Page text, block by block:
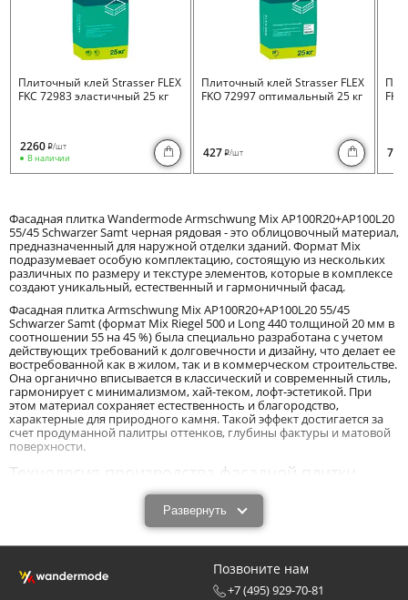
Плиточный клей Strasser FLEX
FKC 72983 эластичный 25 кг
2260 i/шт
В наличии
Плиточный клей Strasser FLEX
FKO 72997 оптимальный 25 кг
427 i/шт 730
Фасадная плитка Wandermode Armschwung Mix AP100R20+AP100L20
55/45 Schwarzer Samt черная рядовая - это облицовочный материал,
предназначенный для наружной отделки зданий. Формат Mix
подразумевает особую комплектацию, состоящую из нескольких
различных по размеру и текстуре элементов, которые в комплексе
создают уникальный, естественный и гармоничный фасад.
Фасадная плитка Armschwung Mix AP100R20+AP100L20 55/45
Schwarzer Samt (формат Mix Riegel 500 и Long 440 толщиной 20 мм в
соотношении 55 на 45 %) была специально разработана с учетом
действующих требований к долговечности и дизайну, что делает ее
востребованной как в жилом, так и в коммерческом строительстве.
Она органично вписывается в классический и современный стиль,
гармонирует с минимализмом, хай-теком, лофт-эстетикой. При
этом материал сохраняет естественность и благородство,
характерные для природного камня. Такой эффект достигается за
счет продуманной палитры оттенков, глубины фактуры и матовой
поверхности.
Технология производства фасадной плитки
Wandermode Armschwung Mix
AP100R20+AP100L20 55/45 Schwarzer Samt и ее
эксплуатационные характеристики.
AP100R20+AP100L20 55/45 Schwarzer Samt используются только
современные технологии и экологически безопасные материалы,
Развернуть
Позвоните нам
+7 (495) 929-70-81